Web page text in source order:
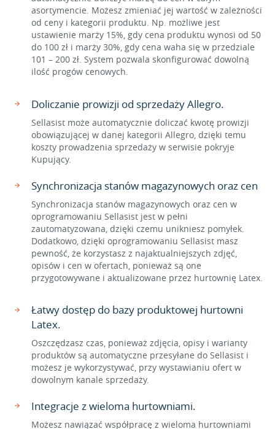
asortymencie. Możesz zmieniać jej wartość w zależności
od ceny i kategorii produktu. Np. możliwe jest
ustawienie marży 15%, gdy cena produktu wynosi od 50
do 100 zł i marży 30%, gdy cena waha się w przedziale
101 – 200 zł. System pozwala skonfigurować dowolną
ilość progów cenowych.
Doliczanie prowizji od sprzedaży Allegro.
Sellasist może automatycznie doliczać kwotę prowizji
obowiązującej w danej kategorii Allegro, dzięki temu
koszty prowadzenia sprzedaży w serwisie pokryje
Kupujący.
Synchronizacja stanów magazynowych oraz cen
Synchronizacja stanów magazynowych oraz cen w
oprogramowaniu Sellasist jest w pełni
zautomatyzowana, dzięki czemu unikniesz pomyłek.
Dodatkowo, dzięki oprogramowaniu Sellasist masz
pewność, że korzystasz z najaktualniejszych zdjęć,
opisów i cen w ofertach, ponieważ są one
przygotowywane i aktualizowane przez hurtownię Latex.
Łatwy dostęp do bazy produktowej hurtowni
Latex.
Oszczędzasz czas, ponieważ zdjęcia, opisy i warianty
produktów są automatyczne przesyłane do Sellasist i
możesz je wykorzystywać, przy wystawianiu ofert w
dowolnym kanale sprzedaży.
Integracje z wieloma hurtowniami.
Możesz nawiązać współpracę z wieloma hurtowniami